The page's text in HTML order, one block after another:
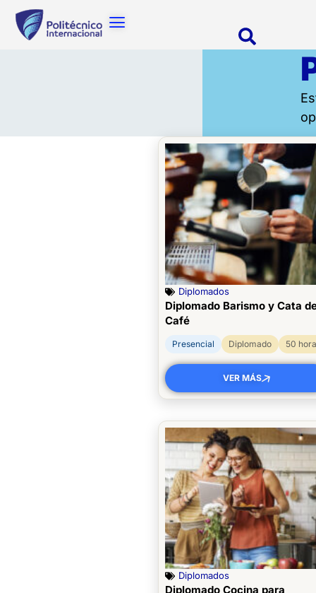
Diplomados
Diplomado Barismo y Cata
Café
Presencial Diplomado 50
VER MÁS
Diplomados
Diplomado Cocina para